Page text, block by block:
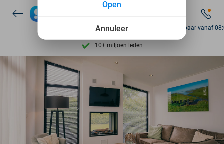
Ontdek 15.000+ deals
7 dagen per week beschikbaar
10+ miljoen leden
9,4 op basis van
Ontdek 15.000+ deals
7 dagen per week beschikbaar
10+ miljoen leden
Bereikbaar vanaf
Annuleer
Open